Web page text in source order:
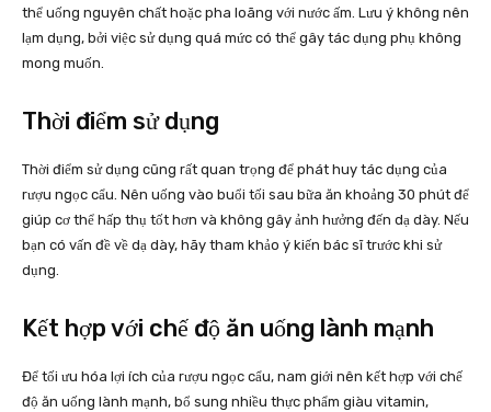
thể uống nguyên chất hoặc pha loãng với nước ấm. Lưu ý không nên
lạm dụng, bởi việc sử dụng quá mức có thể gây tác dụng phụ không
mong muốn.
Thời điểm sử dụng
Thời điểm sử dụng cũng rất quan trọng để phát huy tác dụng của
rượu ngọc cẩu. Nên uống vào buổi tối sau bữa ăn khoảng 30 phút để
giúp cơ thể hấp thụ tốt hơn và không gây ảnh hưởng đến dạ dày. Nếu
bạn có vấn đề về dạ dày, hãy tham khảo ý kiến bác sĩ trước khi sử
dụng.
Kết hợp với chế độ ăn uống lành mạnh
Để tối ưu hóa lợi ích của rượu ngọc cẩu, nam giới nên kết hợp với chế
độ ăn uống lành mạnh, bổ sung nhiều thực phẩm giàu vitamin,